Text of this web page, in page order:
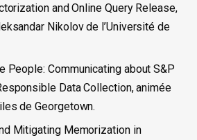
and Online Query Release,
Nikolov de l’Université de
People: Communicating about S&P
Data Collection, animée
de Georgetown.
Mitigating Memorization in